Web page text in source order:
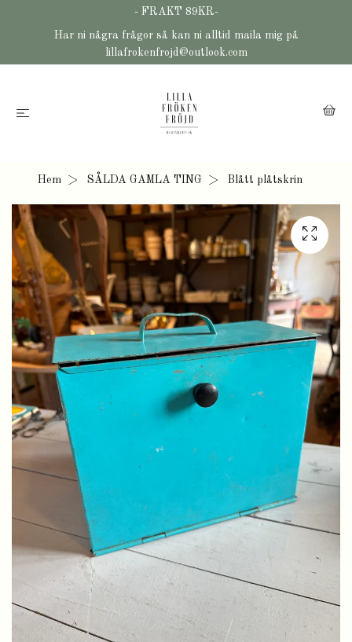
- FRAKT 89KR-
Har ni några frågor så kan ni alltid maila mig på
lillafrokenfrojd@outlook.com
Hem SÅLDA GAMLA TING Blått plåtskrin